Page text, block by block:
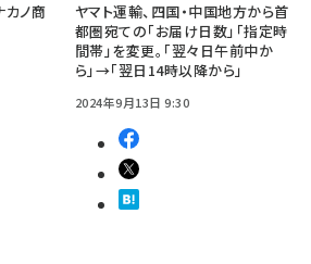
カノ商
ヤマト運輸、四国・中国地方から首
都圏宛ての「お届け日数」「指定時
間帯」を変更。「翌々日午前中か
ら」→「翌日14時以降から」
2024年9月13日 9:30